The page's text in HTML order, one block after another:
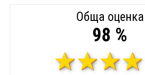
Обща оценка
98 %